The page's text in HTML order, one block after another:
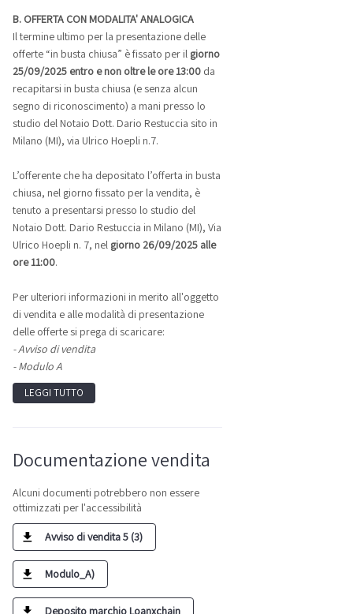
B. OFFERTA CON MODALITA' ANALOGICA
Il termine ultimo per la presentazione delle
offerte “in busta chiusa” è fissato per il giorno
25/09/2025 entro e non oltre le ore 13:00 da
recapitarsi in busta chiusa (e senza alcun
segno di riconoscimento) a mani presso lo
studio del Notaio Dott. Dario Restuccia sito in
Milano (MI), via Ulrico Hoepli n.7.
L’offerente che ha depositato l’offerta in busta
chiusa, nel giorno fissato per la vendita, è
tenuto a presentarsi presso lo studio del
Notaio Dott. Dario Restuccia in Milano (MI), Via
Ulrico Hoepli n. 7, nel giorno 26/09/2025 alle
ore 11:00.
Per ulteriori informazioni in merito all'oggetto
di vendita e alle modalità di presentazione
delle offerte si prega di scaricare:
- Avviso di vendita
- Modulo A
LEGGI TUTTO
Documentazione vendita
Alcuni documenti potrebbero non essere
ottimizzati per l'accessibilità
Avviso di vendita 5 (3)
Modulo_A)
Deposito marchio Loanxchain